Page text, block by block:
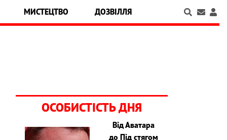
МИСТЕЦТВО ДОЗВІЛЛЯ
ОСОБИСТІСТЬ ДНЯ
Від Аватара
до Під стягом